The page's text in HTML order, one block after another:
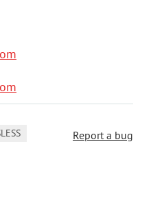
Report a bug